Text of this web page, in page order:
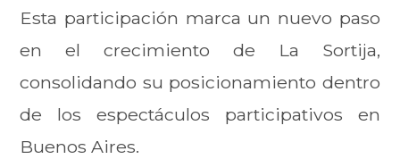
Esta participación marca un nuevo paso
en el crecimiento de La Sortija,
consolidando su posicionamiento dentro
de los espectáculos participativos en
Buenos Aires.